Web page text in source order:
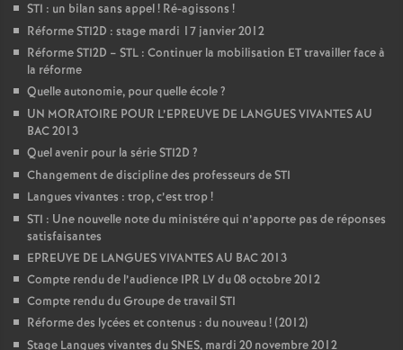
STI : un bilan sans appel! Ré-agissons !
Réforme STI2D : stage mardi 17 janvier 2012
Réforme STI2D – STL : Continuer la mobilisation ET travailler face à
la réforme
Quelle autonomie, pour quelle école?
UN MORATOIRE POUR L’EPREUVE DE LANGUES VIVANTES AU
BAC 2013
Quel avenir pour la série STI2D ?
Changement de discipline des professeurs de STI
Langues vivantes : trop, c’est trop!
STI : Une nouvelle note du ministére qui n’apporte pas de réponses
satisfaisantes
EPREUVE DE LANGUES VIVANTES AU BAC 2013
Compte rendu de l’audience IPR LV du 08 octobre 2012
Compte rendu du Groupe de travail STI
Réforme des lycées et contenus : du nouveau! (2012)
Stage Langues vivantes du SNES, mardi 20 novembre 2012